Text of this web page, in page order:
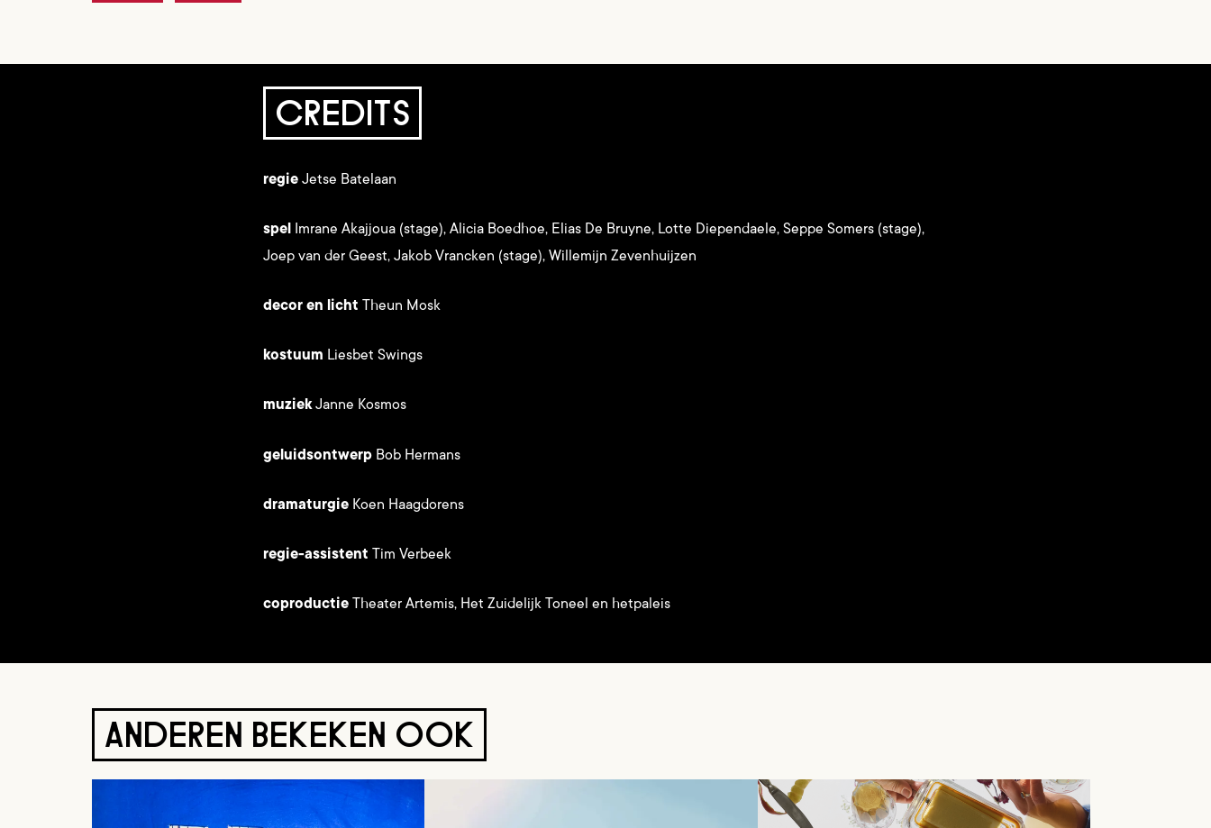
CREDITS
regie Jetse Batelaan
spel Imrane Akajjoua (stage), Alicia Boedhoe, Elias De Bruyne, Lotte Diependaele, Seppe Somers (stage),
Joep van der Geest, Jakob Vrancken (stage), Willemijn Zevenhuijzen
decor en licht Theun Mosk
kostuum Liesbet Swings
muziekJanne Kosmos
geluidsontwerp Bob Hermans
dramaturgie Koen Haagdorens
regie-assistent Tim Verbeek
coproductie Theater Artemis, Het Zuidelijk Toneel en hetpaleis
ANDEREN BEKEKEN OOK